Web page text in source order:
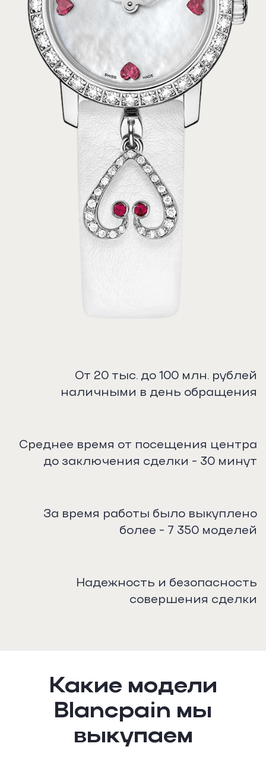
От 20 тыс. до 100 млн. рублей
наличными в день обращения
Среднее время от посещения центра
до заключения сделки - 30 минут
За время работы было выкуплено
более - 7 350 моделей
Надежность и безопасность
совершения сделки
Какие модели
Blancpain мы
выкупаем